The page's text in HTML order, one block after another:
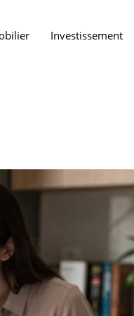
Investissement